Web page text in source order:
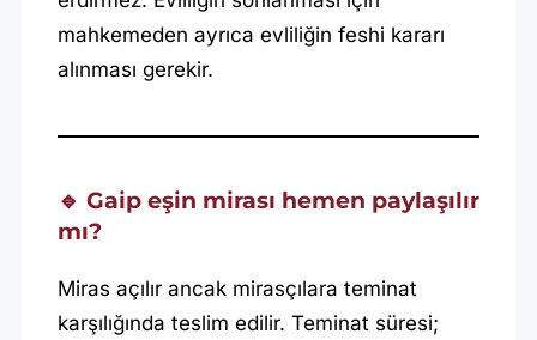
mahkemeden ayrıca evliliğin feshi kararı
alınması gerekir.
🔹 Gaip eşin mirası hemen paylaşılır
mı?
Miras açılır ancak mirasçılara teminat
karşılığında teslim edilir. Teminat süresi;